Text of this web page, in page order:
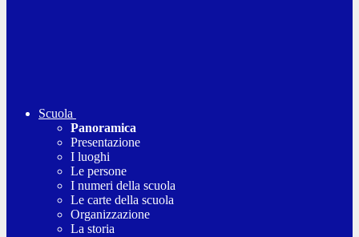
Scuola
Panoramica
Presentazione
I luoghi
Le persone
I numeri della scuola
Le carte della scuola
Organizzazione
La storia